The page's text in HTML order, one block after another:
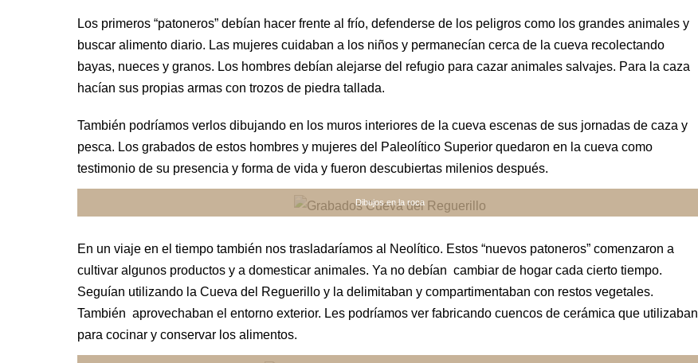
Los primeros “patoneros” debían hacer frente al frío, defenderse de los peligros como los grandes animales y
buscar alimento diario. Las mujeres cuidaban a los niños y permanecían cerca de la cueva recolectando
bayas, nueces y granos. Los hombres debían alejarse del refugio para cazar animales salvajes. Para la caza
hacían sus propias armas con trozos de piedra tallada.
También podríamos verlos dibujando en los muros interiores de la cueva escenas de sus jornadas de caza y
pesca. Los grabados de estos hombres y mujeres del Paleolítico Superior quedaron en la cueva como
testimonio de su presencia y forma de vida y fueron descubiertas milenios después.
Dibujos en la roca
En un viaje en el tiempo también nos trasladaríamos al Neolítico. Estos “nuevos patoneros” comenzaron a
cultivar algunos productos y a domesticar animales. Ya no debían cambiar de hogar cada cierto tiempo.
Seguían utilizando la Cueva del Reguerillo y la delimitaban y compartimentaban con restos vegetales.
También aprovechaban el entorno exterior. Les podríamos ver fabricando cuencos de cerámica que utilizaban
para cocinar y conservar los alimentos.